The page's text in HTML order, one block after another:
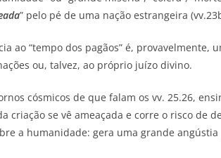
” pelo pé de uma nação estrangeira
ao “tempo dos pagãos” é, provavelmente,
ou, talvez, ao próprio juízo divino.
cósmicos de que falam os vv. 25.26,
criação se vê ameaçada e corre o risco de
a humanidade: gera uma grande